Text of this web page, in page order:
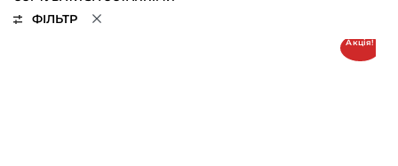
ФІЛЬТР
Акція!